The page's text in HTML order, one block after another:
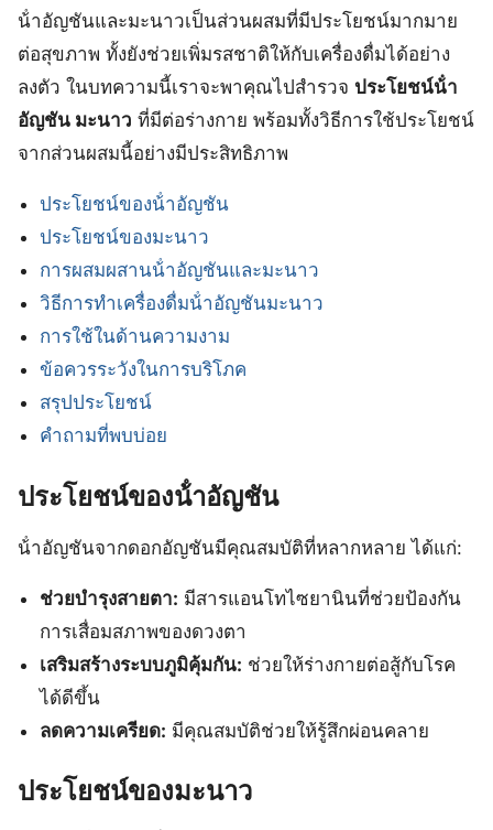
น้ําอัญชันและมะนาวเป็นส่วนผสมที่มีประโยชน์มากมาย
ต่อสุขภาพ ทั้งยังช่วยเพิ่มรสชาติให้กับเครื่องดื่มได้อย่าง
ลงตัว ในบทความนี้เราจะพาคุณไปสำรวจ ประโยชน์น้ํา
อัญชัน มะนาว ที่มีต่อร่างกาย พร้อมทั้งวิธีการใช้ประโยชน์
จากส่วนผสมนี้อย่างมีประสิทธิภาพ
ประโยชน์ของน้ําอัญชัน
ประโยชน์ของมะนาว
การผสมผสานน้ําอัญชันและมะนาว
วิธีการทำเครื่องดื่มน้ําอัญชันมะนาว
การใช้ในด้านความงาม
ข้อควรระวังในการบริโภค
สรุปประโยชน์
คำถามที่พบบ่อย
ประโยชน์ของน้ําอัญชัน
น้ําอัญชันจากดอกอัญชันมีคุณสมบัติที่หลากหลาย ได้แก่:
ช่วยบำรุงสายตา: มีสารแอนโทไซยานินที่ช่วยป้องกัน
การเสื่อมสภาพของดวงตา
เสริมสร้างระบบภูมิคุ้มกัน: ช่วยให้ร่างกายต่อสู้กับโรค
ได้ดีขึ้น
ลดความเครียด: มีคุณสมบัติช่วยให้รู้สึกผ่อนคลาย
ประโยชน์ของมะนาว